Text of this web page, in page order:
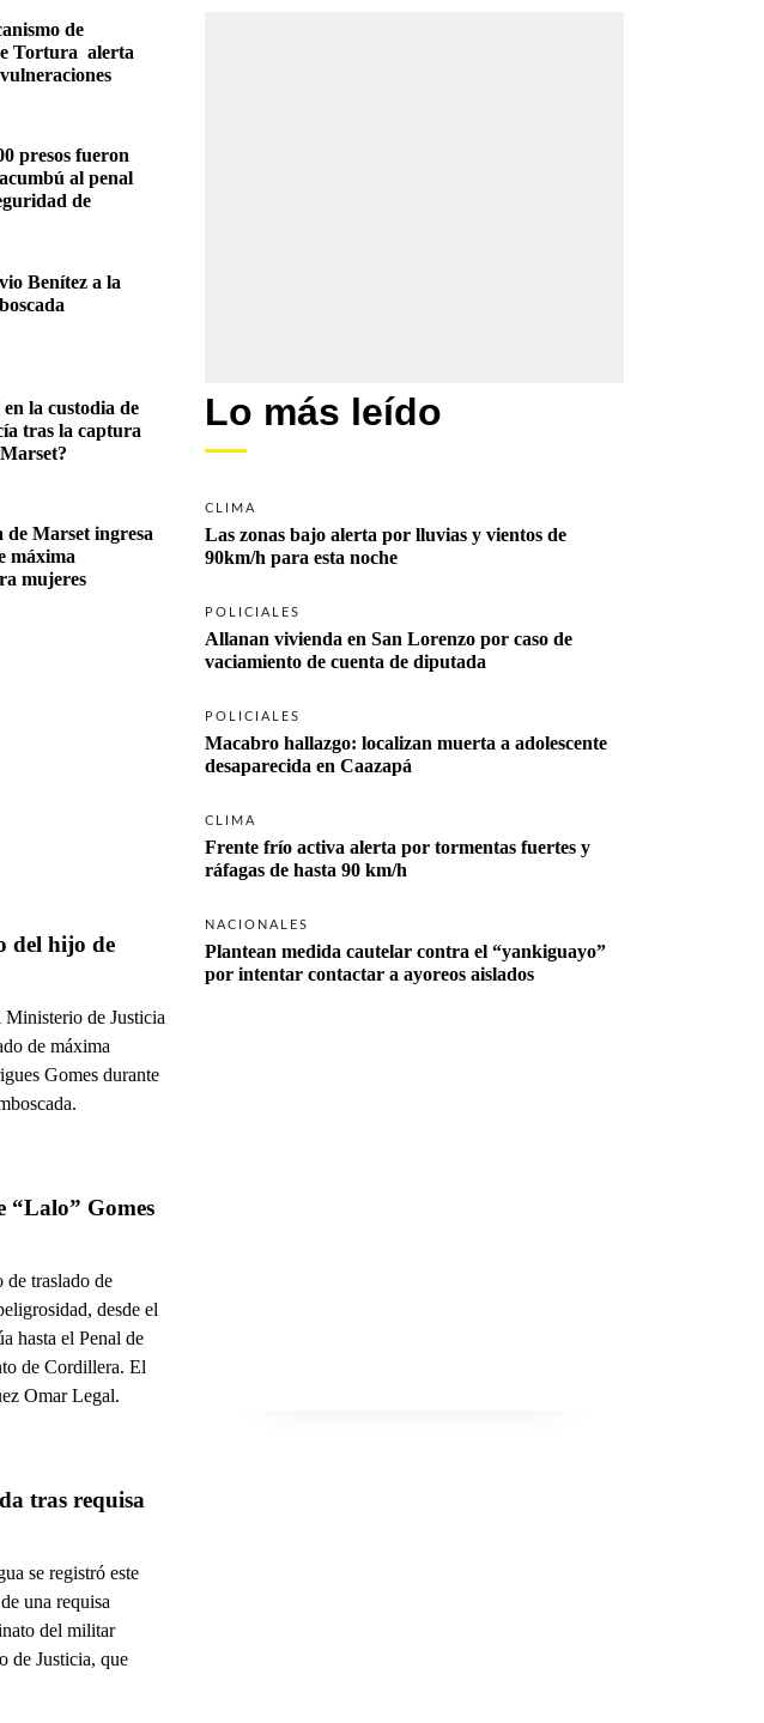
de
Tortura  alerta
presos fueron
al penal
de
Benítez a la
la custodia de
tras la captura
de Marset ingresa
máxima
mujeres
del hijo de
de Justicia
de máxima
Gomes durante
“Lalo” Gomes
de traslado de
desde el
hasta el Penal de
de Cordillera. El
Omar Legal.
tras requisa
se registró este
una requisa
del militar
de Justicia, que
Lo más leído
CLIMA
Las zonas bajo alerta por lluvias y vientos de
90km/h para esta noche
POLICIALES
Allanan vivienda en San Lorenzo por caso de
vaciamiento de cuenta de diputada
POLICIALES
Macabro hallazgo: localizan muerta a adolescente
CLIMA
Frente frío activa alerta por tormentas fuertes y
ráfagas de hasta 90 km/h
NACIONALES
Plantean medida cautelar contra el “yankiguayo”
por intentar contactar a ayoreos aislados